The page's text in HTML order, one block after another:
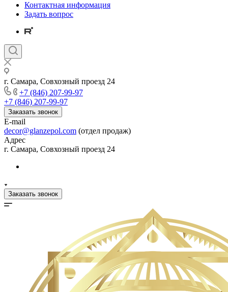
Контактная информация
Задать вопрос
г. Самара, Совхозный проезд 24
+7 (846) 207-99-97
+7 (846) 207-99-97
Заказать звонок
E-mail
decor@glanzepol.com (отдел продаж)
Адрес
г. Самара, Совхозный проезд 24
Заказать звонок